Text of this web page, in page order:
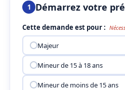
1 Démarrez votre
Cette demande est pour :
Majeur
Mineur de 15 à 18 ans
Mineur de moins de 15 ans